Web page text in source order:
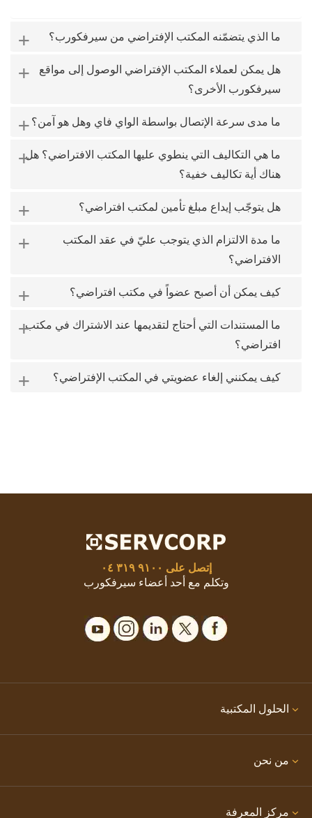
ما الذي يتضمّنه المكتب الإفتراضي من سيرفكورب؟ +
هل يمكن لعملاء المكتب الإفتراضي الوصول إلى مواقع
سيرفكورب الأخرى؟
+
ما مدى سرعة الإتصال بواسطة الواي فاي وهل هو آمن؟+
ما هي التكاليف التي ينطوي عليها المكتب الافتراضي؟ هل
هناك أية تكاليف خفية؟
+
هل يتوجّب إيداع مبلغ تأمين لمكتب افتراضي؟ +
ما مدة الالتزام الذي يتوجب عليّ في عقد المكتب
الافتراضي؟
+
كيف يمكن أن أصبح عضواً في مكتب افتراضي؟ +
ما المستندات التي أحتاج لتقديمها عند الاشتراك في مكتب
افتراضي؟
+
كيف يمكنني إلغاء عضويتي في المكتب الإفتراضي؟ +
إتصل على ٩١٠٠ ٣١٩ ٠٤
وتكلم مع أحد أعضاء سيرفكورب
الحلول المكتبية
من نحن
مركز المعرفة